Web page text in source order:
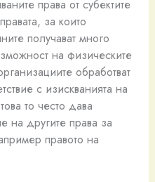
права от субектите
за които
получават много
на физическите
обработват
с изискванията на
то често дава
на другите права за
правото на